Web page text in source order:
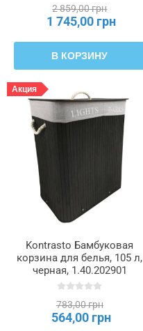
2 859,00 грн
1 745,00 грн
В КОРЗИНУ
Акция
Kontrasto Бамбуковая
корзина для белья, 105 л,
черная, 1.40.202901
783,00 грн
564,00 грн